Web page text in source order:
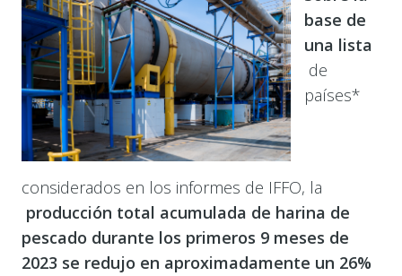
base de
una lista
de
países*
considerados en los informes de IFFO, la
producción total acumulada de harina de
pescado durante los primeros 9 meses de
2023 se redujo en aproximadamente un 26%